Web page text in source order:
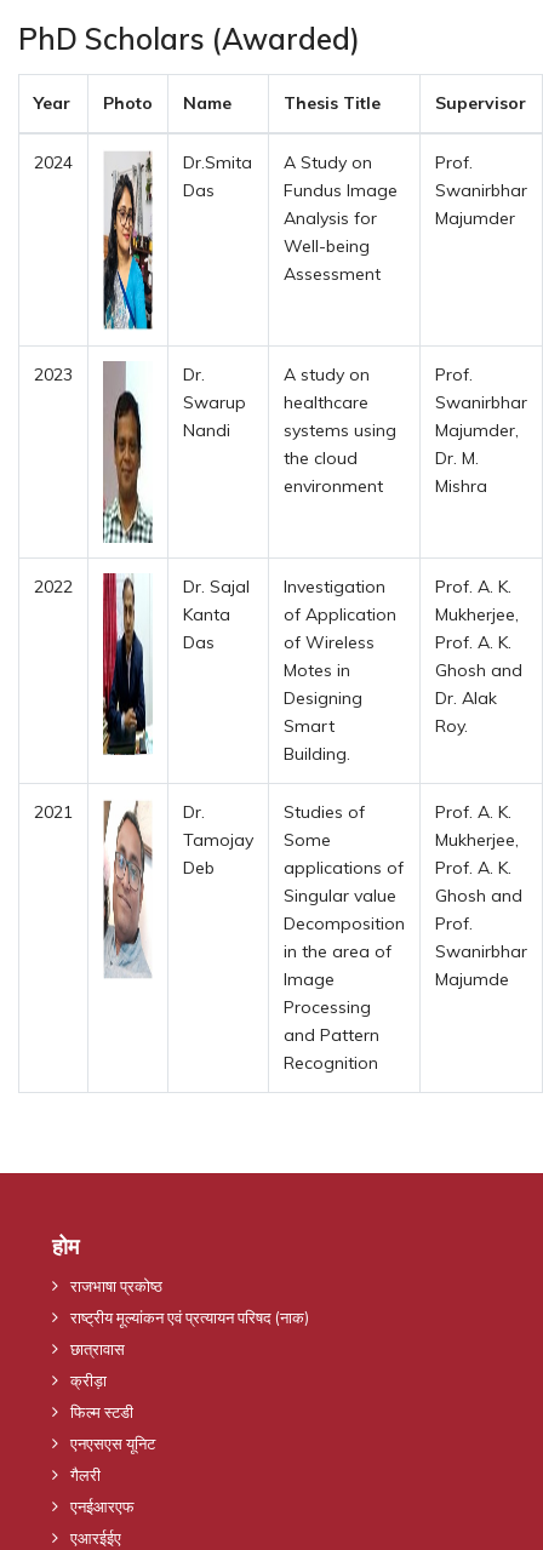
PhD Scholars (Awarded)
Year Photo Name Thesis Title Supervisor
2024
Dr.Smita
Das
A Study on
Fundus Image
Analysis for
Well-being
Assessment
Prof.
Swanirbhar
Majumder
2023
Dr.
Swarup
Nandi
A study on
healthcare
systems using
the cloud
environment
Prof.
Swanirbhar
Majumder,
Dr. M.
Mishra
2022
Dr. Sajal
Kanta
Das
Investigation
of Application
of Wireless
Motes in
Designing
Smart
Building.
Prof. A. K.
Mukherjee,
Prof. A. K.
Ghosh and
Dr. Alak
Roy.
2021
Dr.
Tamojay
Deb
Studies of
Some
applications of
Singular value
Decomposition
in the area of
Image
Processing
and Pattern
Recognition
Prof. A. K.
Mukherjee,
Prof. A. K.
Ghosh and
Prof.
Swanirbhar
Majumde
होम
राजभाषा प्रकोष्ठ
राष्ट्रीय मूल्यांकन एवं प्रत्यायन परिषद (नाक)
छात्रावास
क्रीड़ा
फिल्म स्टडी
एनएसएस यूनिट
गैलरी
एनईआरएफ
एआरईईए